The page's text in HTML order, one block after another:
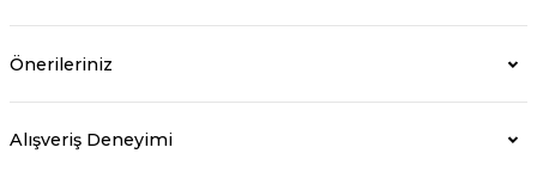
Önerileriniz
Alışveriş Deneyimi